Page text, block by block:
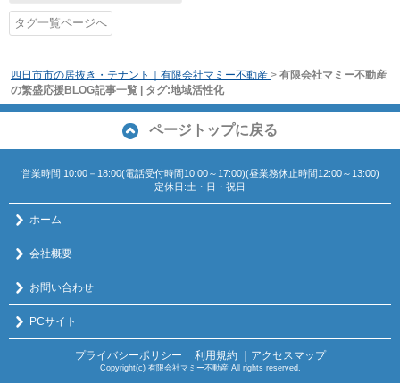
タグ一覧ページへ
四日市市の居抜き・テナント｜有限会社マミー不動産 > 有限会社マミー不動産
の繁盛応援BLOG記事一覧 | タグ:地域活性化
ページトップに戻る
営業時間:10:00－18:00(電話受付時間10:00～17:00)(昼業務休止時間12:00～13:00)
定休日:土・日・祝日
ホーム
会社概要
お問い合わせ
PCサイト
プライバシーポリシー ｜ 利用規約 ｜アクセスマップ
Copyright(c) 有限会社マミー不動産 All rights reserved.